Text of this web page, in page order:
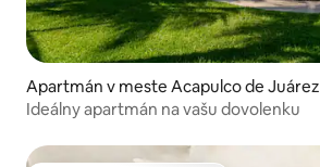
Apartmán v meste Acapulco de Juárez
Ideálny apartmán na vašu dovolenku